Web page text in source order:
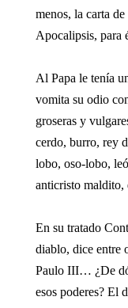
menos, la carta
Apocalipsis, para
Al Papa le tenía
vomita su odio
groseras y
cerdo, burro, rey
lobo, oso-lobo,
anticristo maldito,
En su tratado
diablo, dice entre
Paulo III… ¿De
esos poderes? El